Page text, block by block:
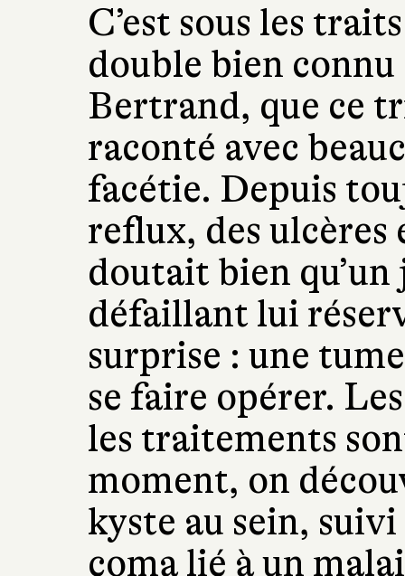
C’est sous les
double bien connu
Bertrand, que ce
raconté avec
facétie. Depuis
reflux, des ulcères
doutait bien
défaillant lui
surprise : une
se faire opérer.
les traitements
moment, on
kyste au sein,
coma lié à un